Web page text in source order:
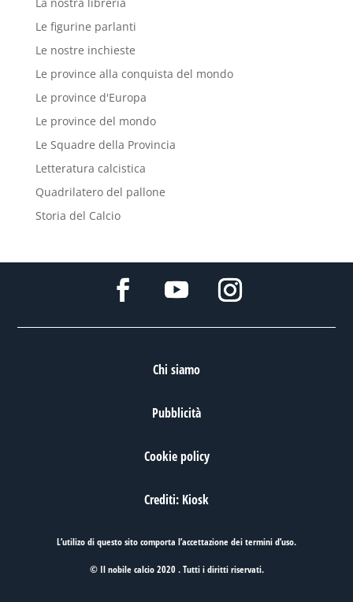
Le figurine parlanti
Le nostre inchieste
Le province alla conquista del mondo
Le province d'Europa
Le province del mondo
Le Squadre della Provincia
Letteratura calcistica
Quadrilatero del pallone
Storia del Calcio
Chi siamo
Pubblicità
Cookie policy
Crediti: Kiosk
L’utilizo di questo sito comporta l’accettazione deitermini d’uso.
© Il nobile calcio 2020 . Tutti i diritti riservati.